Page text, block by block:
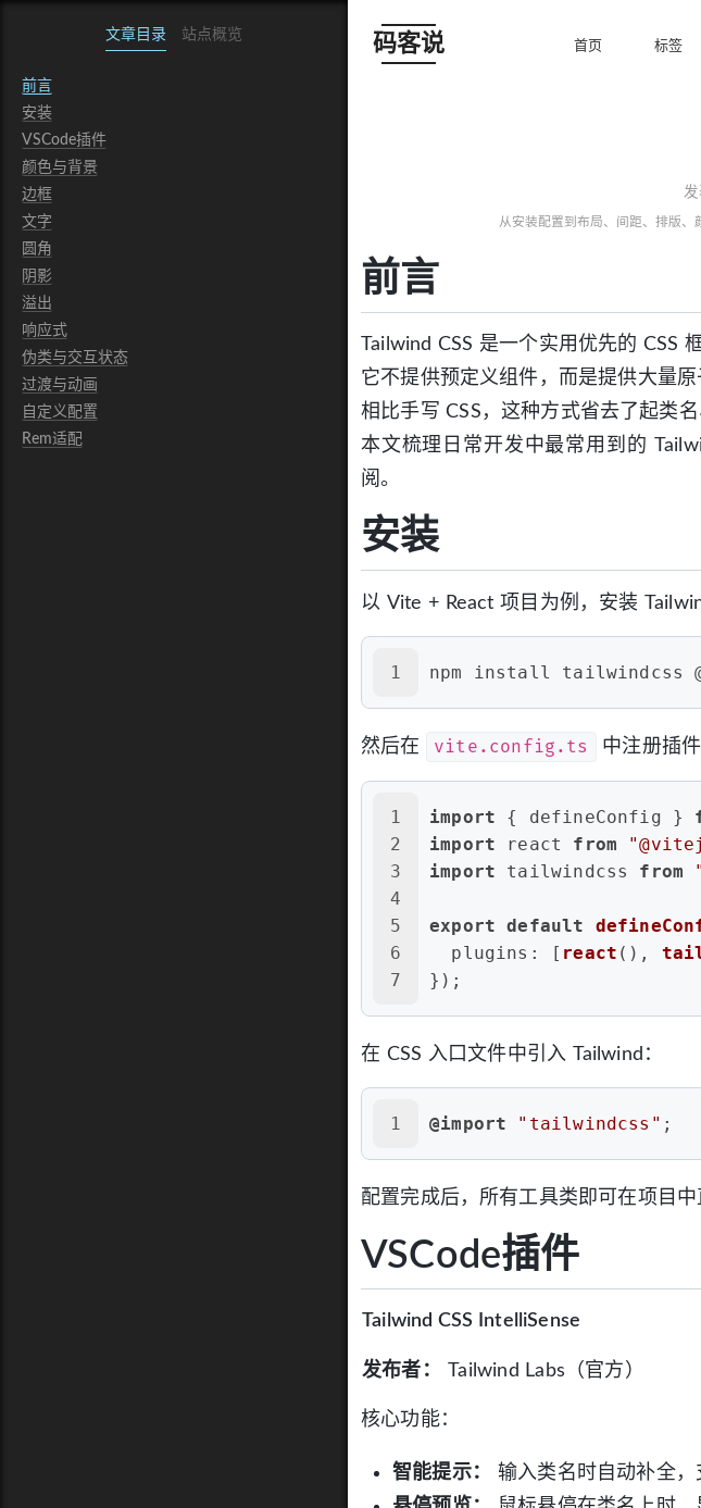
码客说 首页 标签
文章目录 站点概览
前言
安装
VSCode插件
颜色与背景
边框
文字
圆角
阴影
溢出
响应式
伪类与交互状态
过渡与动画
自定义配置
Rem适配
发
从安装配置到布局、间距、排版、
前言
Tailwind CSS 是一个实用优先的 CSS
它不提供预定义组件，而是提供大量
相比手写 CSS，这种方式省去了起类
本文梳理日常开发中最常用到的
阅。
安装
以 Vite + React 项目为例，安装
1 npm install tailwindcss
然后在 vite.config.ts 中注册插件
1
2
3
4
5
6
7
import { defineConfig }
import react from
import tailwindcss from
export default
plugins : [ react (),
});
在 CSS 入口文件中引入 Tailwind：
1 @import "tailwindcss" ;
配置完成后，所有工具类即可在项目中
VSCode插件
Tailwind CSS IntelliSense
发布者： Tailwind Labs（官方）
核心功能：
智能提示：
输入类名时自动补全，